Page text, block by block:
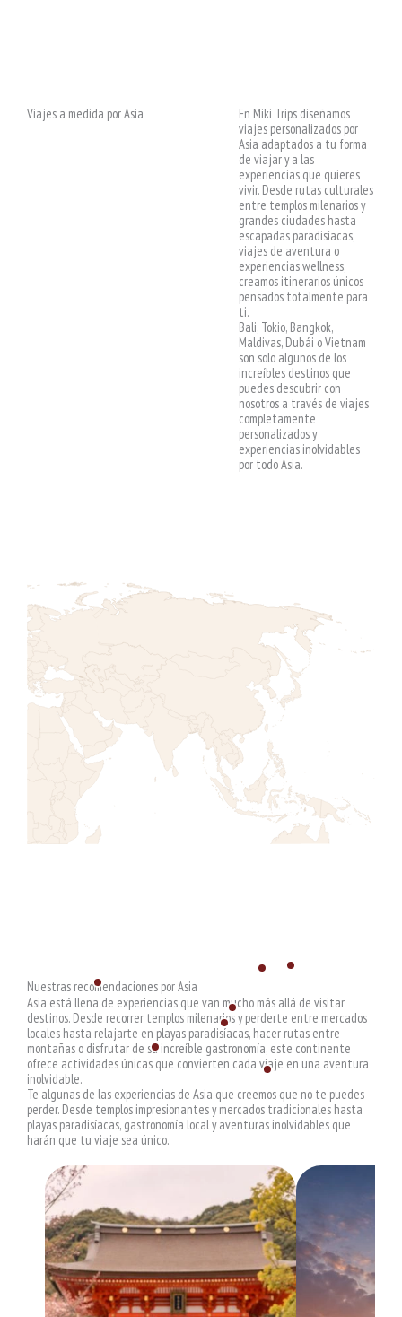
Viajes a medida por Asia
En Miki Trips diseñamos
viajes personalizados por
Asia adaptados a tu forma
de viajar y a las
experiencias que quieres
vivir. Desde rutas culturales
entre templos milenarios y
grandes ciudades hasta
escapadas paradisíacas,
viajes de aventura o
experiencias wellness,
creamos itinerarios únicos
pensados totalmente para
ti.
Bali, Tokio, Bangkok,
Maldivas, Dubái o Vietnam
son solo algunos de los
increíbles destinos que
puedes descubrir con
nosotros a través de viajes
completamente
personalizados y
experiencias inolvidables
por todo Asia.
Nuestras recomendaciones por Asia
Asia está llena de experiencias que van mucho más allá de visitar
destinos. Desde recorrer templos milenarios y perderte entre mercados
locales hasta relajarte en playas paradisíacas, hacer rutas entre
montañas o disfrutar de su increíble gastronomía, este continente
ofrece actividades únicas que convierten cada viaje en una aventura
inolvidable.
Te algunas de las experiencias de Asia que creemos que no te puedes
perder. Desde templos impresionantes y mercados tradicionales hasta
playas paradisíacas, gastronomía local y aventuras inolvidables que
harán que tu viaje sea único.